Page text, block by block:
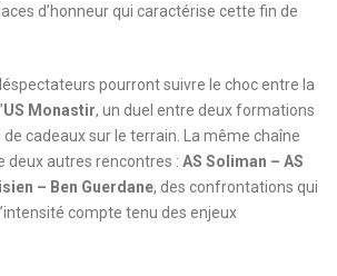
d’honneur qui caractérise cette fin de
pourront suivre le choc entre la
US Monastir, un duel entre deux formations
cadeaux sur le terrain. La même chaîne
deux autres rencontres : AS Soliman – AS
– Ben Guerdane, des confrontations qui
compte tenu des enjeux